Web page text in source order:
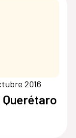
2016
Querétaro